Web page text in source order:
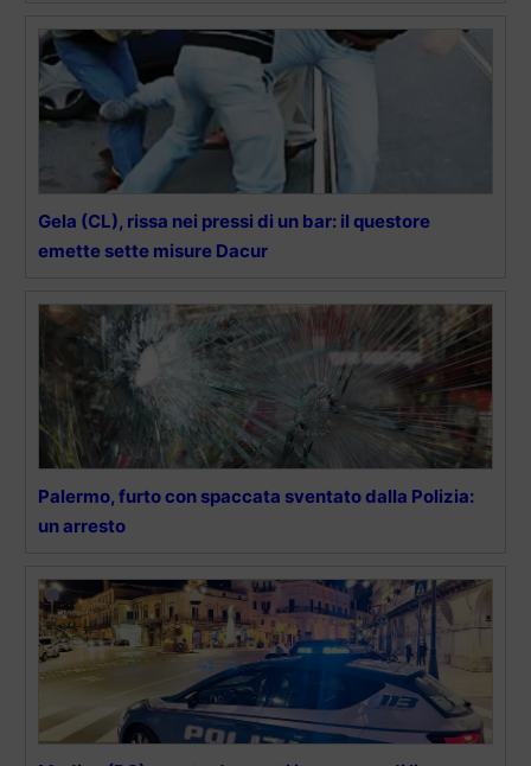
Gela (CL), rissa nei pressi di un bar: il questore
emette sette misure Dacur
Palermo, furto con spaccata sventato dalla Polizia:
un arresto